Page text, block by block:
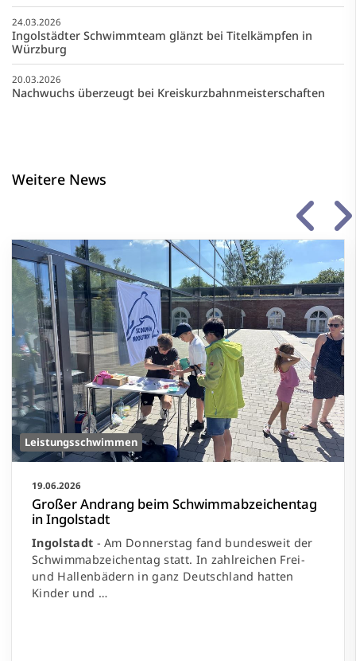
24.03.2026
Ingolstädter Schwimmteam glänzt bei Titelkämpfen in
Würzburg
20.03.2026
Nachwuchs überzeugt bei Kreiskurzbahnmeisterschaften
Weitere News
Leistungsschwimmen
19.06.2026
Großer Andrang beim Schwimmabzeichentag
in Ingolstadt
Ingolstadt - Am Donnerstag fand bundesweit der
Schwimmabzeichentag statt. In zahlreichen Frei-
und Hallenbädern in ganz Deutschland hatten
Kinder und …